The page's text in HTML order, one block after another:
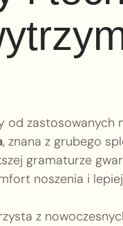
od zastosowanych
, znana z grubego
gramaturze
noszenia i
z